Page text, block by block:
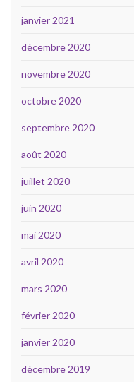
janvier 2021
décembre 2020
novembre 2020
octobre 2020
septembre 2020
août 2020
juillet 2020
juin 2020
mai 2020
avril 2020
mars 2020
février 2020
janvier 2020
décembre 2019